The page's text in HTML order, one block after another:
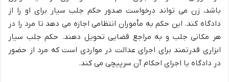
باشد، زن می تواند درخواست صدور حکم جلب سیار برای او را از
دادگاه کند. این حکم به مأموران انتظامی اجازه می دهد تا مرد را در
هر مکانی جلب و به مراجع قضایی تحویل دهند. حکم جلب سیار
ابزاری قدرتمند برای اجرای عدالت در مواردی است که مرد از حضور
در دادگاه یا اجرای احکام آن سرپیچی می کند.